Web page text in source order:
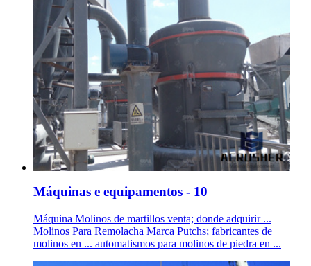
Máquinas e equipamentos - 10
Máquina Molinos de martillos venta; donde adquirir ...
Molinos Para Remolacha Marca Putchs; fabricantes de
molinos en ... automatismos para molinos de piedra en ...